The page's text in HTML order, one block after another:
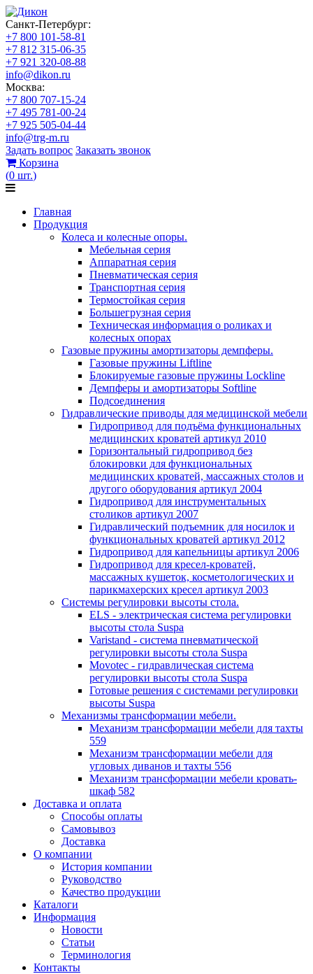
Санкт-Петербург:
+7 800 101-58-81
+7 812 315-06-35
+7 921 320-08-88
info@dikon.ru
Москва:
+7 800 707-15-24
+7 495 781-00-24
+7 925 505-04-44
info@trg-m.ru
Задать вопрос Заказать звонок
Корзина
(0 шт.)
Главная
Продукция
Колеса и колесные опоры.
Мебельная серия
Аппаратная серия
Пневматическая серия
Транспортная серия
Термостойкая серия
Большегрузная серия
Техническая информация о роликах и
колесных опорах
Газовые пружины амортизаторы демпферы.
Газовые пружины Liftline
Блокируемые газовые пружины Lockline
Демпферы и амортизаторы Softline
Подсоединения
Гидравлические приводы для медицинской мебели
Гидропривод для подъёма функциональных
медицинских кроватей артикул 2010
Горизонтальный гидропривод без
блокировки для функциональных
медицинских кроватей, массажных столов и
другого оборудования артикул 2004
Гидропривод для инструментальных
столиков артикул 2007
Гидравлический подъемник для носилок и
функциональных кроватей артикул 2012
Гидропривод для капельницы артикул 2006
Гидропривод для кресел-кроватей,
массажных кушеток, косметологических и
парикмахерских кресел артикул 2003
Системы регулировки высоты стола.
ELS - электрическая система регулировки
высоты стола Suspa
Varistand - система пневматической
регулировки высоты стола Suspa
Movotec - гидравлическая система
регулировки высоты стола Suspa
Готовые решения с системами регулировки
высоты Suspa
Механизмы трансформации мебели.
Механизм трансформации мебели для тахты
559
Механизм трансформации мебели для
угловых диванов и тахты 556
Механизм трансформации мебели кровать-
шкаф 582
Доставка и оплата
Способы оплаты
Самовывоз
Доставка
О компании
История компании
Руководство
Качество продукции
Каталоги
Информация
Новости
Статьи
Терминология
Контакты